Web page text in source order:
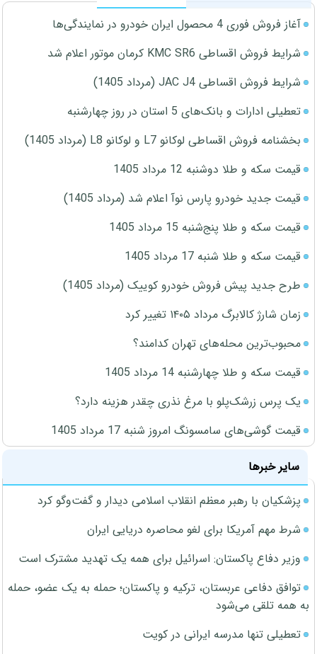
آغاز فروش فوری 4 محصول ایران خودرو در نمایندگی‌ها
شرایط فروش اقساطی KMC SR6 کرمان موتور اعلام شد
شرایط فروش اقساطی JAC J4 (مرداد 1405)
تعطیلی ادارات و بانک‌های 5 استان در روز چهارشنبه
بخشنامه فروش اقساطی لوکانو L7 و لوکانو L8 (مرداد 1405)
قیمت سکه و طلا دوشنبه 12 مرداد 1405
قیمت جدید خودرو پارس نوآ اعلام شد (مرداد 1405)
قیمت سکه و طلا پنج‌شنبه 15 مرداد 1405
قیمت سکه و طلا شنبه 17 مرداد 1405
طرح جدید پیش فروش خودرو کوییک (مرداد 1405)
زمان شارژ کالابرگ مرداد ۱۴۰۵ تغییر کرد
محبوب‌ترین محله‌های تهران کدامند؟
قیمت سکه و طلا چهارشنبه 14 مرداد 1405
یک پرس زرشک‌پلو با مرغ نذری چقدر هزینه دارد؟
قیمت گوشی‌های سامسونگ امروز شنبه 17 مرداد 1405
سایر خبرها
پزشکیان با رهبر معظم انقلاب اسلامی دیدار و گفت‌وگو کرد
شرط مهم آمریکا برای لغو محاصره دریایی ایران
وزیر دفاع پاکستان: اسرائیل برای همه یک تهدید مشترک است
توافق دفاعی عربستان، ترکیه و پاکستان؛ حمله به یک عضو، حمله
به همه تلقی می‌شود
تعطیلی تنها مدرسه ایرانی در کویت